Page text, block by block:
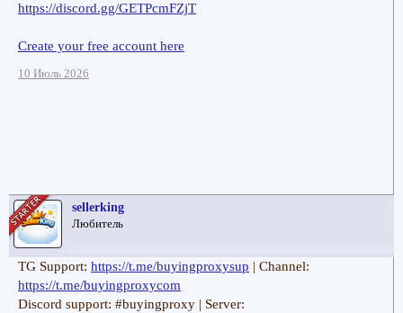
https://discord.gg/GETPcmFZjT
Create your free account here
10 Июль 2026
sellerking
Любитель
TG Support: https://t.me/buyingproxysup | Channel:
https://t.me/buyingproxycom
Discord support: #buyingproxy | Server: